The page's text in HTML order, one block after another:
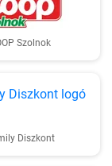
Szolnok
Diszkont